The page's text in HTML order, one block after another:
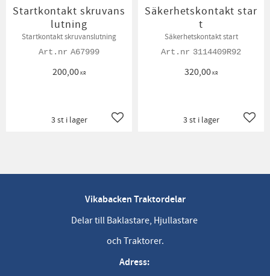
Startkontakt skruvans
lutning
Startkontakt skruvanslutning
A67999
200,00KR
Lägg till i favoriter
3 st i lager
Säkerhetskontakt star
t
Säkerhetskontakt start
3114409R92
320,00KR
3 st i lager
Vikabacken Traktordelar
Delar till Baklastare, Hjullastare
och Traktorer.
Adress: